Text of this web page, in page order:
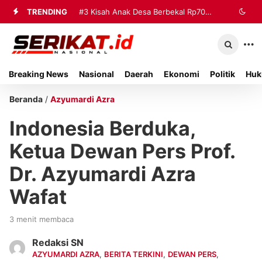
TRENDING #3 Kisah Anak Desa Berbekal Rp70
Ribu Jadi Referensi Akademik
Breaking News Nasional Daerah Ekonomi Politik
Beranda / Azyumardi Azra
Indonesia Berduka,
Ketua Dewan Pers Prof.
Dr. Azyumardi Azra
Wafat
3 menit membaca
Redaksi SN
AZYUMARDI AZRA, BERITA TERKINI, DEWAN PERS,